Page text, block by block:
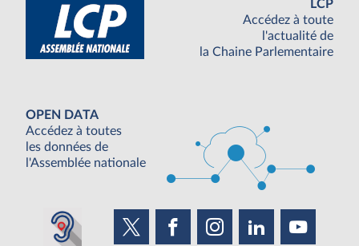
LCP
Accédez à toute
l'actualité de
la Chaine Parlementaire
OPEN DATA
Accédez à toutes
les données de
l'Assemblée nationale